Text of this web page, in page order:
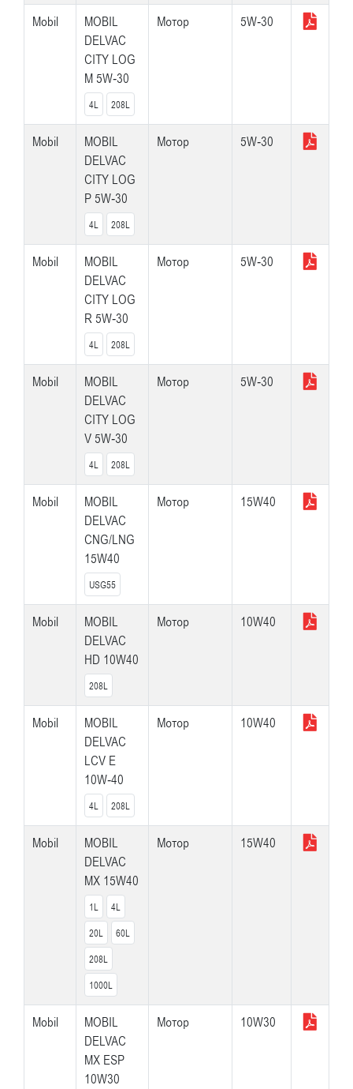
Mobil
MOBIL
DELVAC
CITY LOG
M 5W-30
4L 208L
Мотор 5W-30
Mobil
MOBIL
DELVAC
CITY LOG
P 5W-30
4L 208L
Мотор 5W-30
Mobil
MOBIL
DELVAC
CITY LOG
R 5W-30
4L 208L
Мотор 5W-30
Mobil
MOBIL
DELVAC
CITY LOG
V 5W-30
4L 208L
Мотор 5W-30
Mobil
MOBIL
DELVAC
CNG/LNG
15W40
USG55
Мотор 15W40
Mobil
MOBIL
DELVAC
HD 10W40
208L
Мотор 10W40
Mobil
MOBIL
DELVAC
LCV E
10W-40
4L 208L
Мотор 10W40
Mobil
MOBIL
DELVAC
MX 15W40
1L 4L
20L 60L
208L
1000L
Мотор 15W40
Mobil
MOBIL
DELVAC
MX ESP
10W30
Мотор 10W30